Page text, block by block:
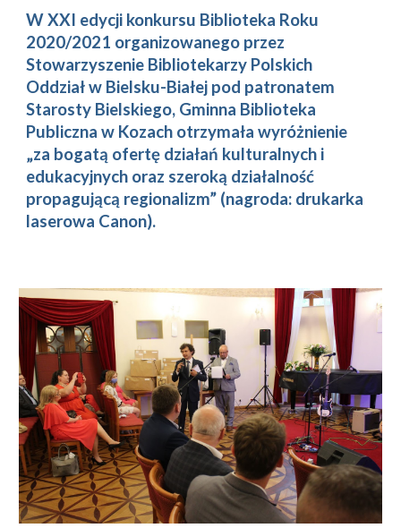
W XXI edycji konkursu Biblioteka Roku
2020/2021 organizowanego przez
Stowarzyszenie Bibliotekarzy Polskich
Oddział w Bielsku-Białej pod patronatem
Starosty Bielskiego, Gminna Biblioteka
Publiczna w Kozach otrzymała wyróżnienie
„za bogatą ofertę działań kulturalnych i
edukacyjnych oraz szeroką działalność
propagującą regionalizm” (nagroda: drukarka
laserowa Canon).